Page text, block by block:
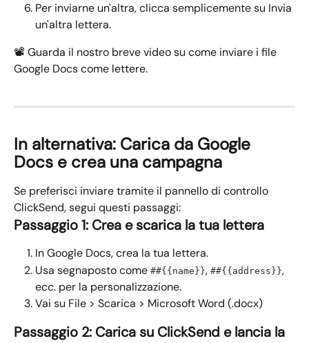
Per inviarne un'altra, clicca semplicemente su Invia
un'altra lettera.
📽️ Guarda il nostro breve video su come inviare i file
Google Docs come lettere.
In alternativa: Carica da Google
Docs e crea una campagna
Se preferisci inviare tramite il pannello di controllo
ClickSend, segui questi passaggi:
Passaggio 1: Crea e scarica la tua lettera
In Google Docs, crea la tua lettera.
Usa segnaposto come ##{{name}}, ##{{address}},
ecc. per la personalizzazione.
Vai su File > Scarica > Microsoft Word (.docx)
Passaggio 2: Carica su ClickSend e lancia la